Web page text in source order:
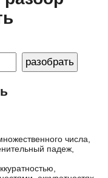
числа,
падеж,